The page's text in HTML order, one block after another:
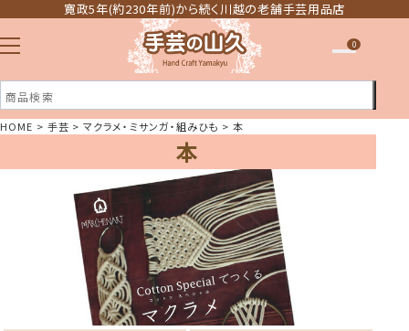
寛政5年(約230年前)から続く川越の老舗手芸用品店
注文履歴
ほしい物リスト
0
HOME 手芸 マクラメ・ミサンガ・組みひも 本
本